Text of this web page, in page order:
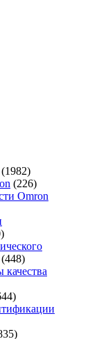
(1982)
(226)
Omron
(448)